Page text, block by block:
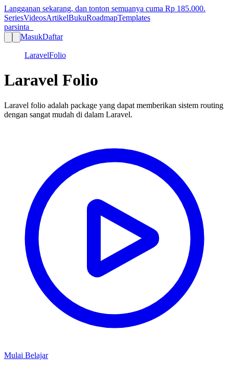
Langganan sekarang, dan tonton semuanya cuma Rp 185.000.
SeriesVideosArtikelBukuRoadmapTemplates
parsinta_
MasukDaftar
LaravelFolio
Laravel Folio
Laravel folio adalah package yang dapat memberikan sistem routing
dengan sangat mudah di dalam Laravel.
Mulai Belajar